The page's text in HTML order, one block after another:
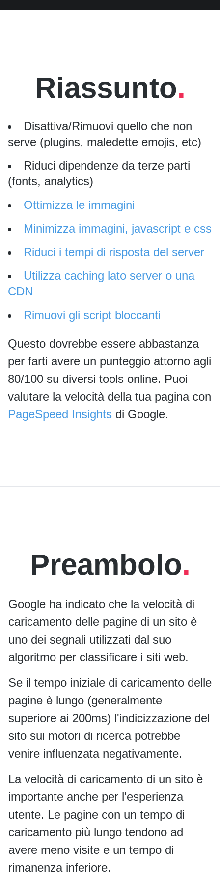
Riassunto
Disattiva/Rimuovi quello che non
serve (plugins, maledette emojis, etc)
Riduci dipendenze da terze parti
(fonts, analytics)
Ottimizza le immagini
Minimizza immagini, javascript e css
Riduci i tempi di risposta del server
Utilizza caching lato server o una
CDN
Rimuovi gli script bloccanti
Questo dovrebbe essere abbastanza
per farti avere un punteggio attorno agli
80/100 su diversi tools online. Puoi
valutare la velocità della tua pagina con
PageSpeed Insights di Google.
Preambolo
Google ha indicato che la velocità di
caricamento delle pagine di un sito è
uno dei segnali utilizzati dal suo
algoritmo per classificare i siti web.
Se il tempo iniziale di caricamento delle
pagine è lungo (generalmente
superiore ai 200ms) l'indicizzazione del
sito sui motori di ricerca potrebbe
venire influenzata negativamente.
La velocità di caricamento di un sito è
importante anche per l'esperienza
utente. Le pagine con un tempo di
caricamento più lungo tendono ad
avere meno visite e un tempo di
rimanenza inferiore.